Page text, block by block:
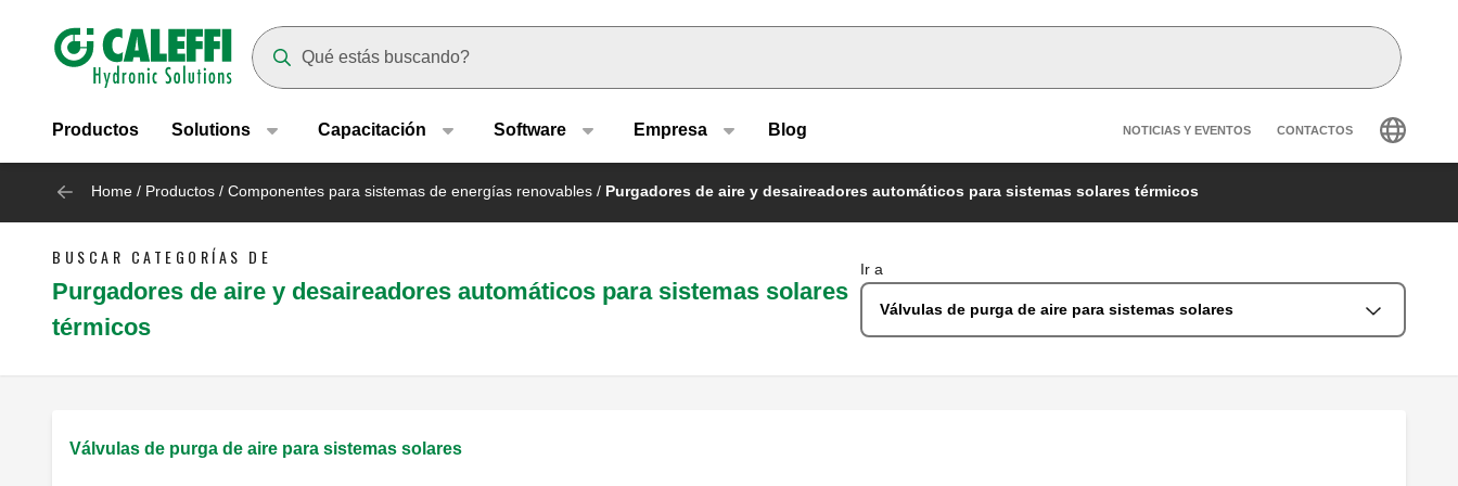
Header main navigation
Productos Solutions Capacitación Software Empresa Blog Header secondary
NOTICIAS Y EVENTOS CONTACTOS
Home / Productos / Componentes para sistemas de energías renovables / Purgadores de aire y desaireadores automáticos para sistemas solares térmicos
BUSCAR CATEGORÍAS DE
Purgadores de aire y desaireadores automáticos para sistemas solares
térmicos
Ir a
Válvulas de purga de aire para sistemas solares
Válvulas de purga de aire para sistemas solares